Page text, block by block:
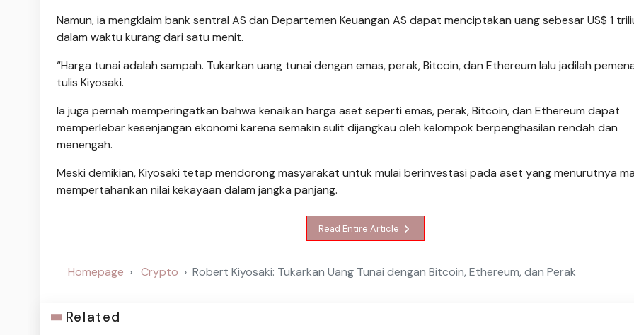
Namun, ia mengklaim bank sentral AS dan Departemen Keuangan AS dapat menciptakan uang sebesar US$ 1
dalam waktu kurang dari satu menit.
“Harga tunai adalah sampah. Tukarkan uang tunai dengan emas, perak, Bitcoin, dan Ethereum lalu jadilah
tulis Kiyosaki.
Ia juga pernah memperingatkan bahwa kenaikan harga aset seperti emas, perak, Bitcoin, dan Ethereum dapat
memperlebar kesenjangan ekonomi karena semakin sulit dijangkau oleh kelompok berpenghasilan rendah dan
menengah.
Meski demikian, Kiyosaki tetap mendorong masyarakat untuk mulai berinvestasi pada aset yang menurutnya
mempertahankan nilai kekayaan dalam jangka panjang.
Read Entire Article
Homepage Crypto Robert Kiyosaki: Tukarkan Uang Tunai dengan Bitcoin, Ethereum, dan Perak
Related